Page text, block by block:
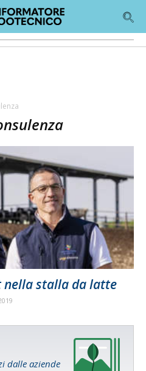
nella stalla da latte
dalle aziende